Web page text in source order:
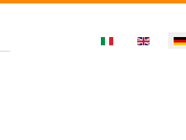
Select your language